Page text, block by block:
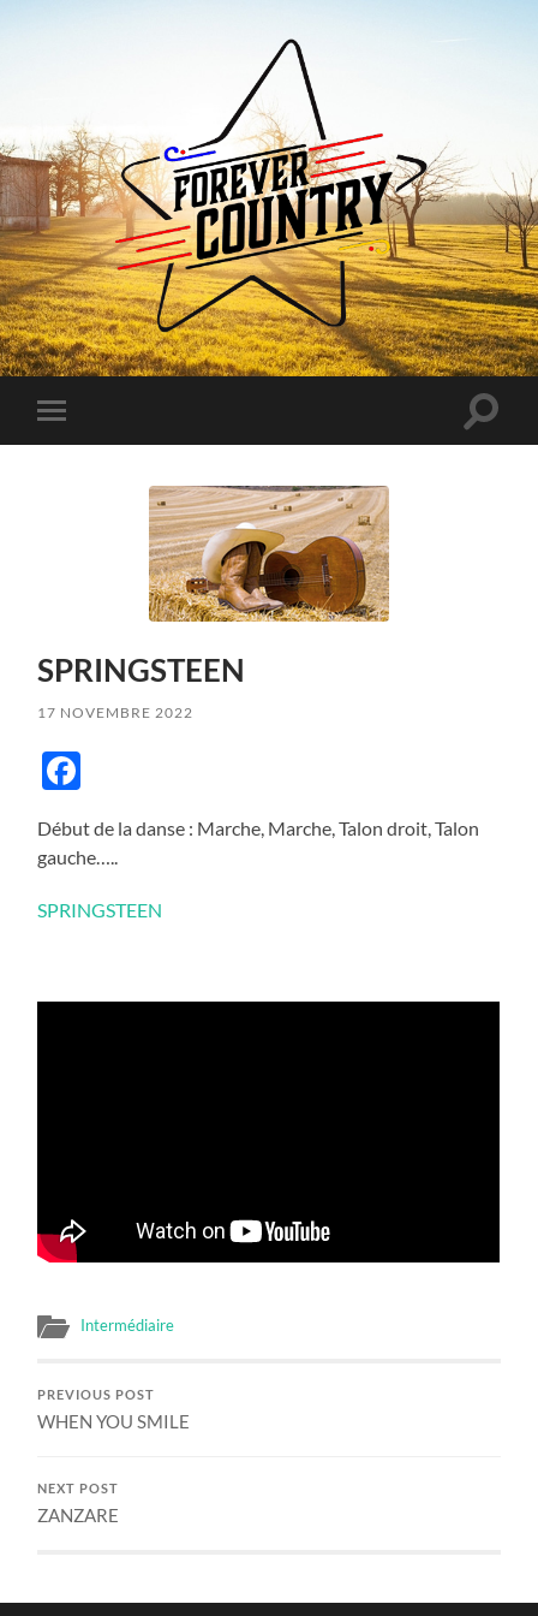
Forever
Country
Toggle
mobile
Toggle
SPRINGSTEEN
17 NOVEMBRE 2022
Début de la danse : Marche, Marche, Talon droit, Talon
gauche…..
SPRINGSTEEN
Intermédiaire
PREVIOUS POST
WHEN YOU SMILE
NEXT POST
ZANZARE